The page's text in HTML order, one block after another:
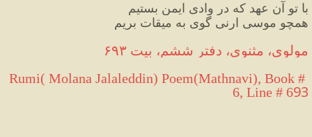
با تو آن عهد که در وادی ایمن بستیم
همچو موسی ارنی گوی به میقات بریم
مولوی، مثنوی، دفتر ششم، بیت ۶۹۳
Rumi( Molana Jalaleddin) Poem(Mathnavi), Book #
6, Line # 693